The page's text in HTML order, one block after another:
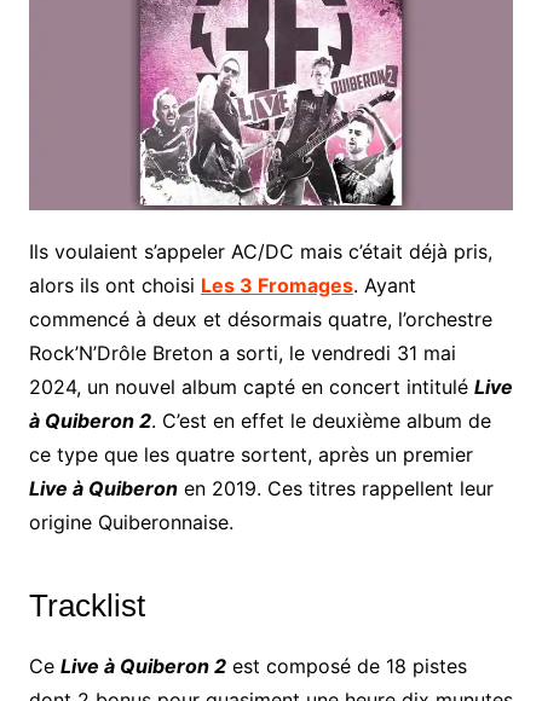
Ils voulaient s’appeler AC/DC mais c’était déjà pris,
alors ils ont choisi Les 3 Fromages. Ayant
commencé à deux et désormais quatre, l’orchestre
Rock’N’Drôle Breton a sorti, le vendredi 31 mai
2024, un nouvel album capté en concert intitulé Live
à Quiberon 2. C’est en effet le deuxième album de
ce type que les quatre sortent, après un premier
Live à Quiberonen 2019. Ces titres rappellent leur
origine Quiberonnaise.
Tracklist
Ce Live à Quiberon 2est composé de 18 pistes